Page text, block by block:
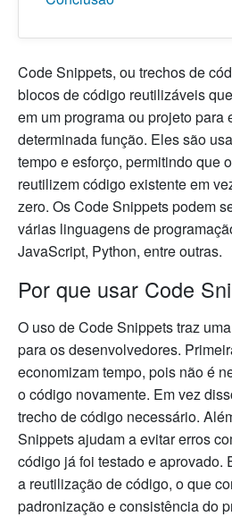
Code Snippets, ou trechos de
blocos de código reutilizáveis
em um programa ou projeto para
determinada função. Eles são
tempo e esforço, permitindo que
reutilizem código existente em
zero. Os Code Snippets podem
várias linguagens de
JavaScript, Python, entre outras.
Por que usar Code
O uso de Code Snippets traz
para os desenvolvedores.
economizam tempo, pois não é
o código novamente. Em vez
trecho de código necessário.
Snippets ajudam a evitar erros
código já foi testado e aprovado.
a reutilização de código, o que
padronização e consistência do